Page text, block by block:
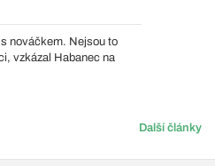
nováčkem. Nejsou to
vzkázal Habanec na
Další články